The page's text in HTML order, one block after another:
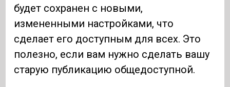
будет сохранен с новыми,
измененными настройками, что
сделает его доступным для всех. Это
полезно, если вам нужно сделать вашу
старую публикацию общедоступной.